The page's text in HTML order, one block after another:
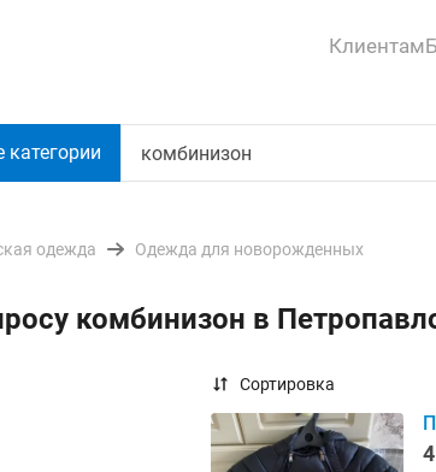
Клиентам
категории
одежда Одежда для новорожденных
комбинизон в
Сортировка